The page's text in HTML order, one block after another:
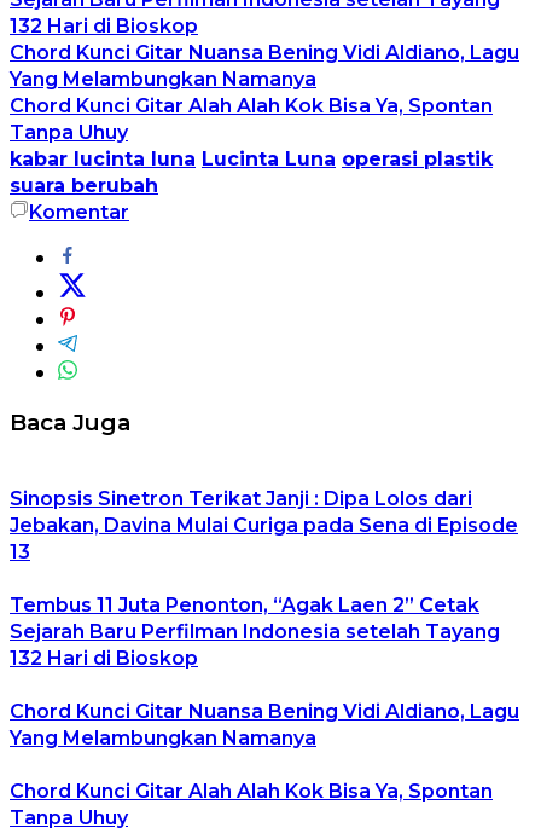
132 Hari di Bioskop
Chord Kunci Gitar Nuansa Bening Vidi Aldiano, Lagu
Yang Melambungkan Namanya
Chord Kunci Gitar Alah Alah Kok Bisa Ya, Spontan
Tanpa Uhuy
kabar lucinta luna Lucinta Luna operasi plastik
suara berubah
Komentar
Baca Juga
Sinopsis Sinetron Terikat Janji : Dipa Lolos dari
Jebakan, Davina Mulai Curiga pada Sena di Episode
13
Tembus 11 Juta Penonton, “Agak Laen 2” Cetak
Sejarah Baru Perfilman Indonesia setelah Tayang
132 Hari di Bioskop
Chord Kunci Gitar Nuansa Bening Vidi Aldiano, Lagu
Yang Melambungkan Namanya
Chord Kunci Gitar Alah Alah Kok Bisa Ya, Spontan
Tanpa Uhuy